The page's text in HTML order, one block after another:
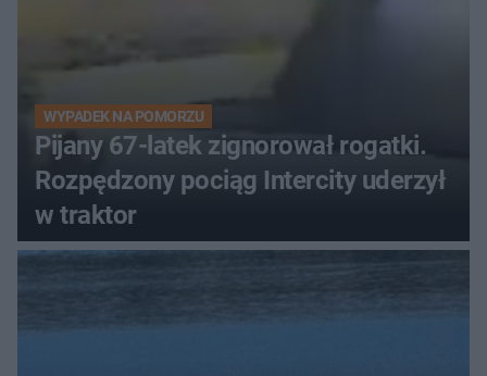
WYPADEK NA POMORZU
Pijany 67-latek zignorował rogatki.
Rozpędzony pociąg Intercity uderzył
w traktor